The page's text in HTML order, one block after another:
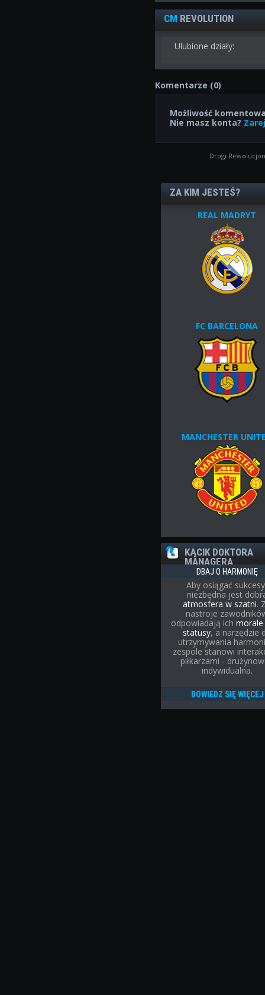
CM REVOLUTION
Ulubione działy:
Komentarze (0)
Możliwość
Nie masz konta?
Drogi
ZA KIM JESTEŚ?
REAL MADRYT
FC BARCELONA
MANCHESTER
KĄCIK DOKTORA
MANAGERA
DBAJ O HARMONIĘ
Aby osiągać
niezbędna jest
atmosfera w szatni.
nastroje
odpowiadają ich
statusy, a narzędzie
utrzymywania
zespole stanowi
piłkarzami -
indywidualna.
DOWIEDZ SIĘ WIĘCEJ